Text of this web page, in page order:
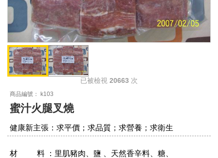
已被檢視 20663 次
商品編號： k103
蜜汁火腿叉燒
健康新主張：求平價；求品質；求營養；求衛生
材 料 ：里肌豬肉、鹽 、天然香辛料、糖、